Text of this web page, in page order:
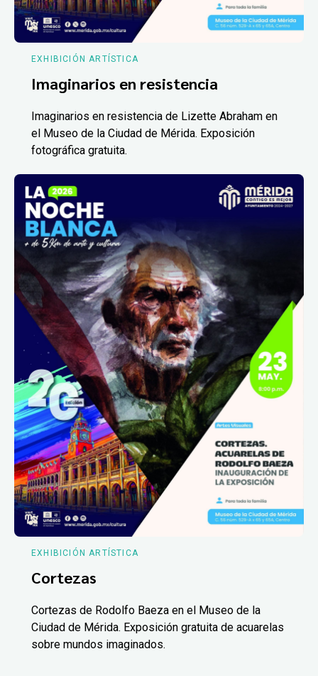
EXHIBICIÓN ARTÍSTICA
Imaginarios en resistencia
Imaginarios en resistencia de Lizette Abraham en
el Museo de la Ciudad de Mérida. Exposición
fotográfica gratuita.
EXHIBICIÓN ARTÍSTICA
Cortezas
Cortezas de Rodolfo Baeza en el Museo de la
Ciudad de Mérida. Exposición gratuita de acuarelas
sobre mundos imaginados.